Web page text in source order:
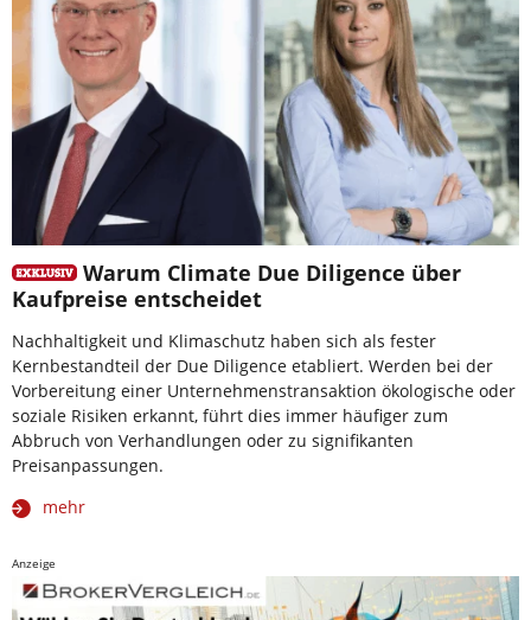
Warum Climate Due Diligence über
Kaufpreise entscheidet
Nachhaltigkeit und Klimaschutz haben sich als fester
Kernbestandteil der Due Diligence etabliert. Werden bei der
Vorbereitung einer Unternehmenstransaktion ökologische oder
soziale Risiken erkannt, führt dies immer häufiger zum
Abbruch von Verhandlungen oder zu signifikanten
Preisanpassungen.
mehr
Anzeige